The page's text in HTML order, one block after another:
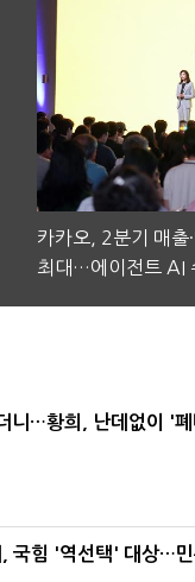
카카오, 2분기 매출
최대…에이전트 AI
니…황희, 난데없이 '
국힘 '역선택' 대상…